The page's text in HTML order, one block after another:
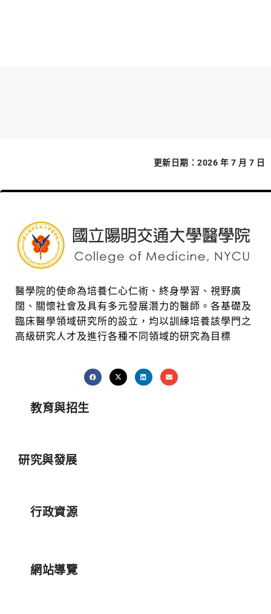
更新日期：2026 年 7 月 7 日
醫學院的使命為培養仁心仁術、終身學習、視野廣
闊、關懷社會及具有多元發展潛力的醫師。各基礎及
臨床醫學領域研究所的設立，均以訓練培養該學門之
高級研究人才及進行各種不同領域的研究為目標
教育與招生
研究與發展
行政資源
網站導覽